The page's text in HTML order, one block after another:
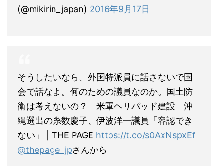
(@mikirin_japan) 2016年9月17日
そうしたいなら、外国特派員に話さないで国
会で話なよ。何のための議員なのか。国土防
衛は考えないの？ 米軍ヘリパッド建設 沖
縄選出の糸数慶子、伊波洋一議員「容認でき
ない」 | THE PAGE https://t.co/s0AxNspxEf
@thepage_jpさんから